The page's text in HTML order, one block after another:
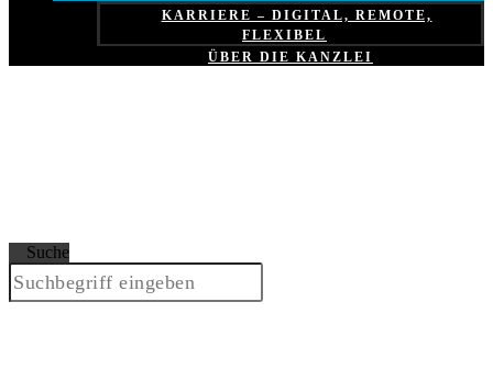
KARRIERE – DIGITAL, REMOTE,
FLEXIBEL
ÜBER DIE KANZLEI
Suche